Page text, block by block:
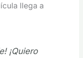
llega a
¡Quiero